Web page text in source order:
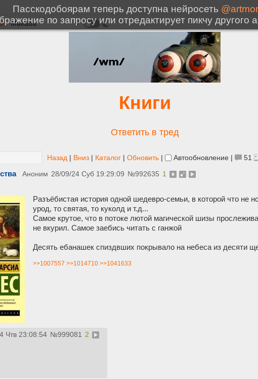
Книги
Ответить в тред
Назад | Вниз | Каталог | Обновить | Автообновление | 51
Аноним 28/09/24 Суб 19:29:09 №992635 1
Разъёбистая история одной шедевро-семьи, в которой что не
урод, то святая, то куколд и т.д...
Самое крутое, что в потоке лютой магической шизы
не вкурил. Самое заебись читать с ганжой
Десять ебанашек спиздвших покрывало на небеса из десяти
>>1007557 >>1014710 >>1041633
Чтв 23:08:54 №999081 2